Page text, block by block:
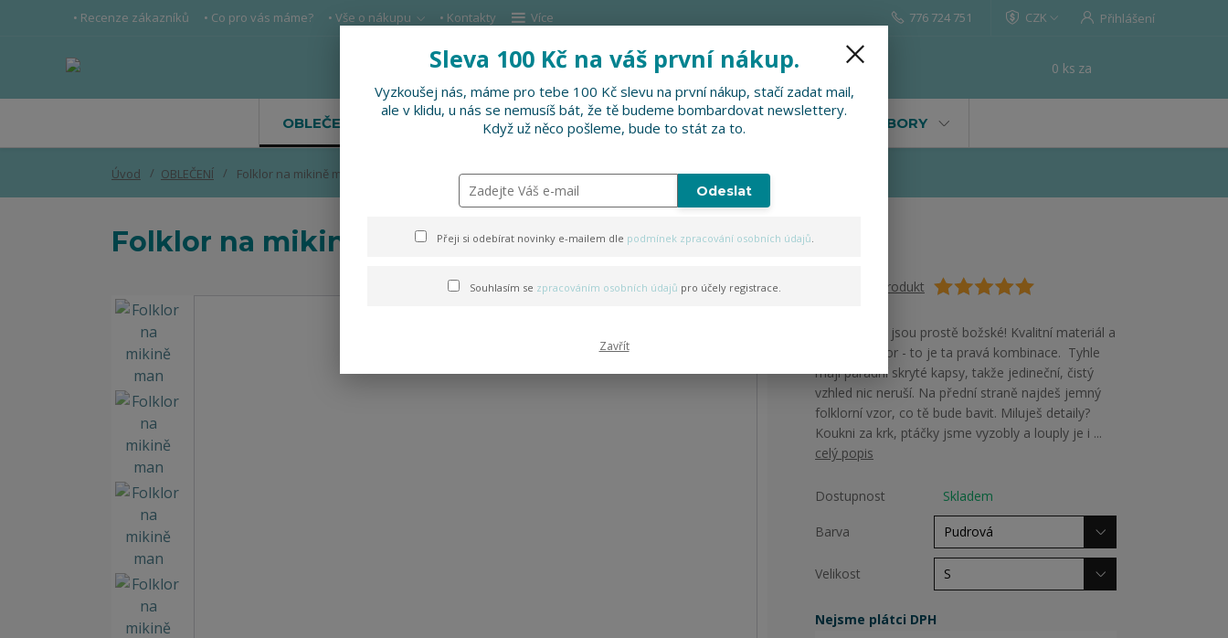
• Recenze zákazníků • Co pro vás máme? • Vše o nákupu • Kontakty Více CZK Přihlášení
Hledat
776 724 751
0 ks za
OBLEČENÍ DOPLŇKY SLEVNĚNO PRO FIRMY, FESTIVALY, SOUBORY
Úvod OBLEČENÍ Folklor na mikině man
Folklor na mikině man
Ohodnotit produkt
Naše mikiny jsou prostě božské! Kvalitní materiál a
dokonalý vzor - to je ta pravá kombinace. Tyhle
mají parádní skryté kapsy, takže jedineční, čistý
vzhled nic neruší. Na přední straně najdeš jemný
folklorní vzor, co tě bude bavit. Miluješ detaily?
Koukni za krk, ptáčky jsme vyzobly a louply je i ...
celý popis
Dostupnost Skladem
Barva
Velikost
Nejsme plátci DPH
Sleva 100 Kč na váš první nákup.
Vyzkoušej nás, máme pro tebe 100 Kč slevu na první nákup, stačí zadat mail,
ale v klidu, u nás se nemusíš bát, že tě budeme bombardovat newslettery.
Když už něco pošleme, bude to stát za to.
Odeslat
Přeji si odebírat novinky e-mailem dle podmínek zpracování osobních údajů.
Souhlasím se zpracováním osobních údajů pro účely registrace.
Zavřít